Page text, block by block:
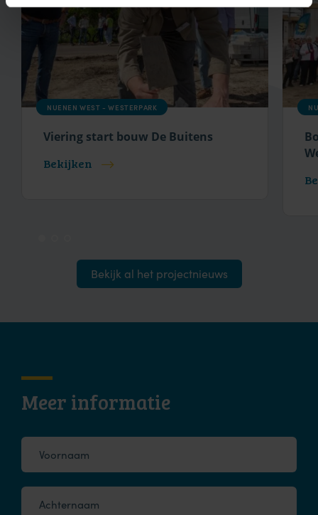
NUENEN WEST - WESTERPARK
Viering start bouw De Buitens
Bekijken
Bekijk al het projectnieuws
Meer informatie
Voornaam
Achternaam